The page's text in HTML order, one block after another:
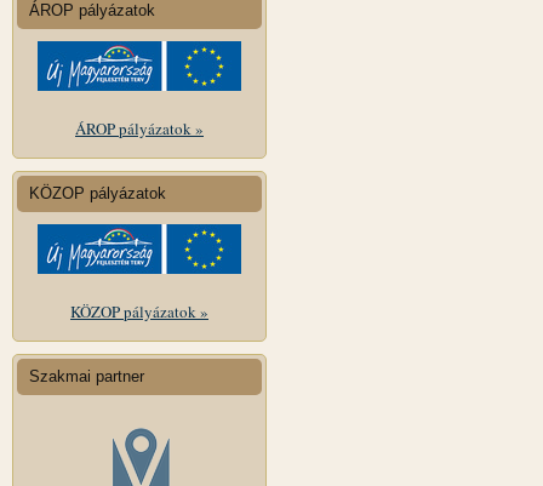
ÁROP pályázatok
ÁROP pályázatok »
KÖZOP pályázatok
KÖZOP pályázatok »
Szakmai partner